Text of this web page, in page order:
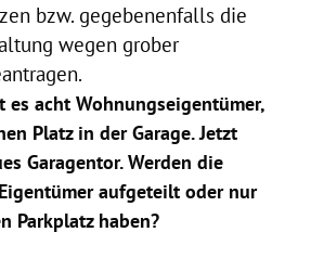
bzw. gegebenenfalls die
wegen grober
es acht Wohnungseigentümer,
Platz in der Garage. Jetzt
Garagentor. Werden die
Eigentümeraufgeteilt oder nur
Parkplatz haben?